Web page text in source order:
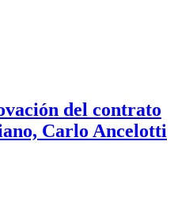
del contrato
Carlo Ancelotti